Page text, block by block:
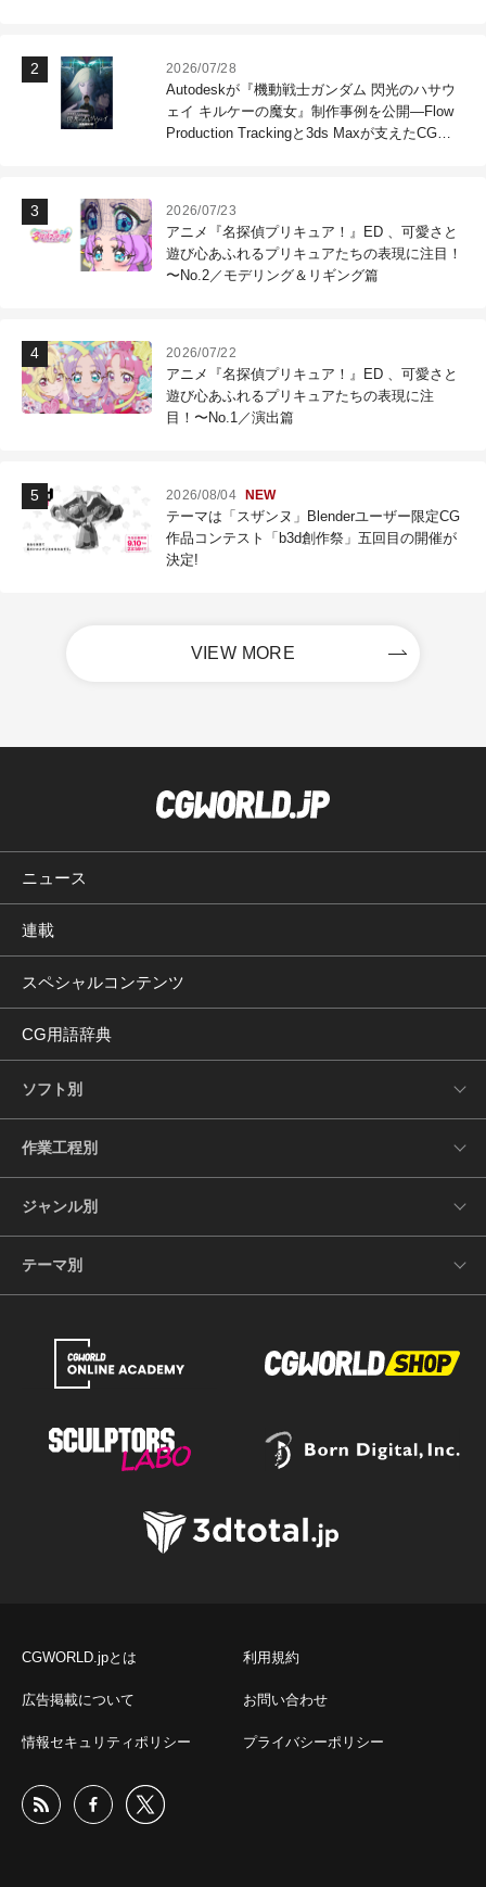
2026/07/28
Autodeskが『機動戦士ガンダム 閃光のハサウ
ェイ キルケーの魔女』制作事例を公開―Flow
Production Trackingと3ds Maxが支えたCG制
2026/07/23
アニメ『名探偵プリキュア！』ED 、可愛さと
遊び心あふれるプリキュアたちの表現に注目！
〜No.2／モデリング＆リギング篇
2026/07/22
アニメ『名探偵プリキュア！』ED 、可愛さと
遊び心あふれるプリキュアたちの表現に注
目！〜No.1／演出篇
2026/08/04 NEW
テーマは「スザンヌ」Blenderユーザー限定CG
作品コンテスト「b3d創作祭」五回目の開催が
決定!
VIEW MORE
ニュース
連載
スペシャルコンテンツ
CG用語辞典
ソフト別
作業工程別
ジャンル別
テーマ別
CGWORLD.jpとは 利用規約
広告掲載について お問い合わせ
情報セキュリティポリシー プライバシーポリシー